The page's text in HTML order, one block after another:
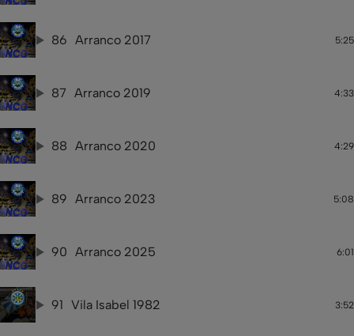
86 Arranco 2017 5:25
87 Arranco 2019 4:33
88 Arranco 2020 4:29
89 Arranco 2023 5:08
90 Arranco 2025 6:01
91 Vila Isabel 1982 3:52